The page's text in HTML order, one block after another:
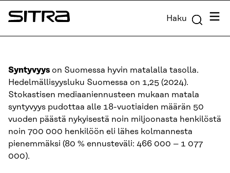
Siirry
suoraan
Sitra Haku
Syntyvyys on Suomessa hyvin matalalla tasolla.
Hedelmällisyysluku Suomessa on 1,25 (2024).
Stokastisen mediaaniennusteen mukaan matala
syntyvyys pudottaa alle 18-vuotiaiden määrän 50
vuoden päästä nykyisestä noin miljoonasta henkilöstä
noin 700 000 henkilöön eli lähes kolmannesta
pienemmäksi (80 % ennusteväli: 466 000 – 1 077
000).